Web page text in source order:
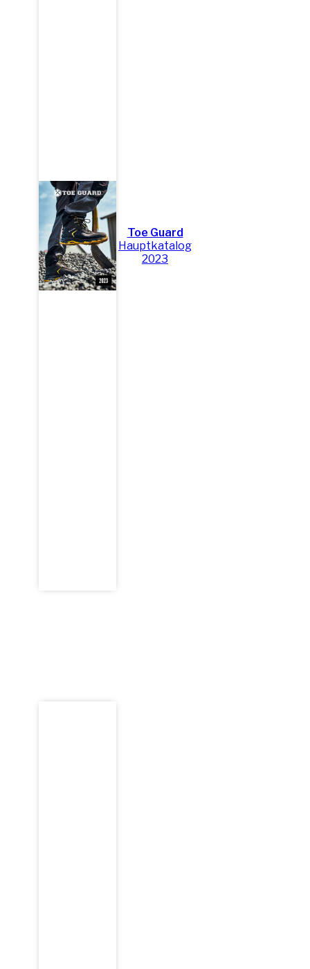
Toe Guard
Hauptkatalog
2023